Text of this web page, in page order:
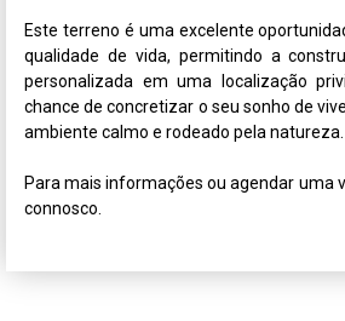
Este terreno é uma excelente
qualidade de vida, permitindo a
personalizada em uma localização
chance de concretizar o seu sonho de
ambiente calmo e rodeado pela natureza.
Para mais informações ou agendar uma
connosco.